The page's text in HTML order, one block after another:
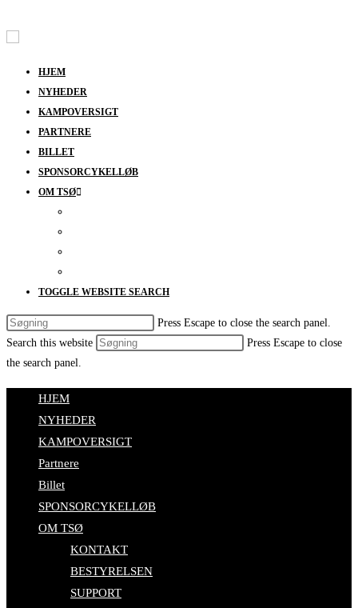
HJEM
NYHEDER
KAMPOVERSIGT
PARTNERE
BILLET
SPONSORCYKELLØB
OM TSØ
TOGGLE WEBSITE SEARCH
Press Escape to close the search panel.
Search this website
Press Escape to close
the search panel.
HJEM
NYHEDER
KAMPOVERSIGT
Partnere
Billet
SPONSORCYKELLØB
OM TSØ
KONTAKT
BESTYRELSEN
SUPPORT